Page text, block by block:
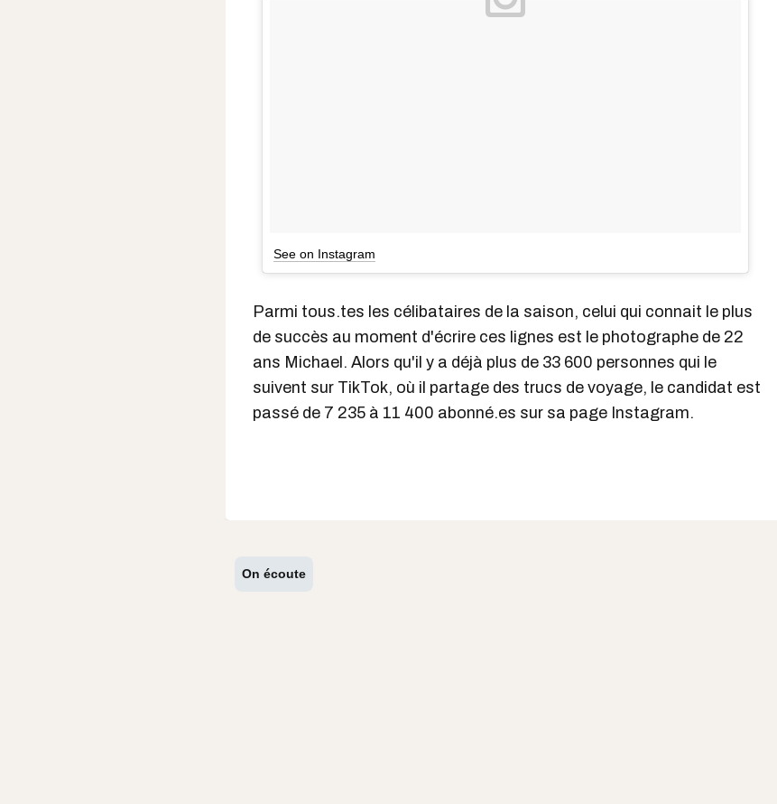
See on Instagram
Parmi tous.tes les célibataires de la saison, celui qui connait le plus
de succès au moment d'écrire ces lignes est le photographe de 22
ans Michael. Alors qu'il y a déjà plus de 33 600 personnes qui le
suivent sur TikTok, où il partage des trucs de voyage, le candidat est
passé de 7 235 à 11 400 abonné.es sur sa page Instagram.
On écoute